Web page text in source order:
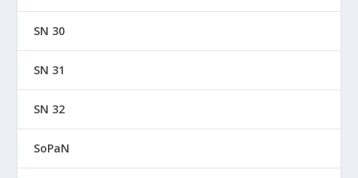
SN 30
SN 31
SN 32
SoPaN